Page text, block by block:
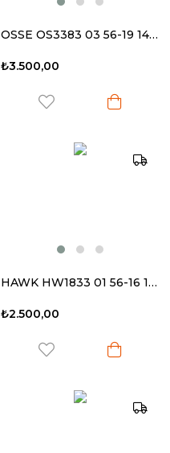
OSSE OS3383 03 56-19 143 Kadın Güneş Gözlüğü
₺3.500,00
HAWK HW1833 01 56-16 142 Kadın Güneş Gözlüğü
₺2.500,00